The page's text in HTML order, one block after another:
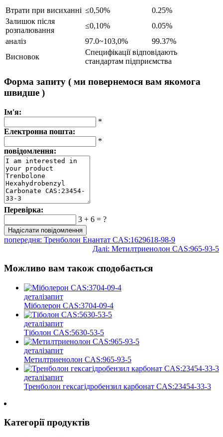
Втрати при висиханні ≤0,50%
0.25%
Залишок після
розпалювання
≤0,10%
0.05%
аналіз
97.0~103,0%
99.37%
Висновок
Специфікації відповідають
стандартам підприємства
Форма запиту ( ми повернемося вам якомога
швидше )
Ім'я:
*
Електронна пошта:
*
повідомлення:
Перевірка:
3 + 6 = ?
попередня: Тренболон Енантат CAS:1629618-98-9
Далі: Метилтриенолон CAS:965-93-5
Можливо вам також сподобається
деталізапит
Міболерон CAS:3704-09-4
деталізапит
Тіболон CAS:5630-53-5
деталізапит
Метилтриенолон CAS:965-93-5
деталізапит
Тренболон гексагідробензил карбонат CAS:23454-33-3
Категорії продуктів